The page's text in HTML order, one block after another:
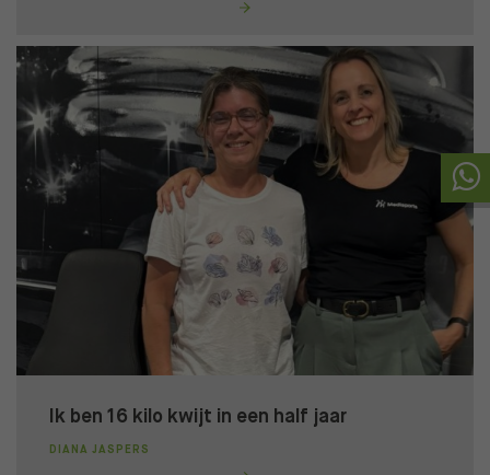
Ik ben 16 kilo kwijt in een half jaar
DIANA JASPERS